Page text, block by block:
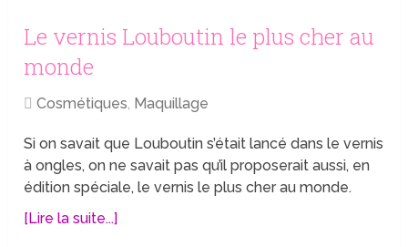
Le vernis Louboutin le plus cher au
monde
Cosmétiques, Maquillage
Si on savait que Louboutin s’était lancé dans le vernis
à ongles, on ne savait pas qu’il proposerait aussi, en
édition spéciale, le vernis le plus cher au monde.
[Lire la suite...]